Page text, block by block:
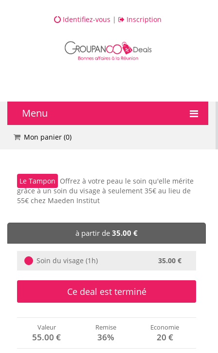
Identifiez-vous | Inscription
Menu
🔥 DEALS
💅 Beauté
🎈 Événements
Mon panier (0)
Le Tampon Offrez à votre peau le soin qu'elle mérite
grâce à un soin du visage à seulement 35€ au lieu de
55€ chez Maeden Institut
à partir de 35.00 €
Soin du visage (1h) 35.00 €
Ce deal est terminé
Valeur
55.00 €
Remise
36%
Economie
20 €